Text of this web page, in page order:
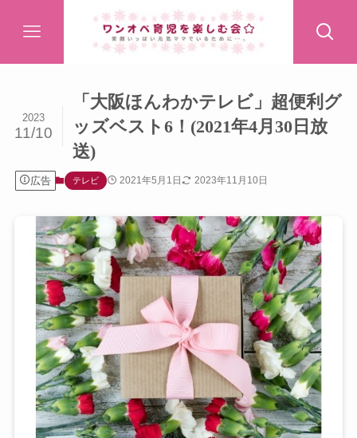
「大阪ほんわかテレビ」超便利グ
ッズベスト6！(2021年4月30日放
送)
2023
11/10
広告 テレビ 2021年5月1日 2023年11月10日